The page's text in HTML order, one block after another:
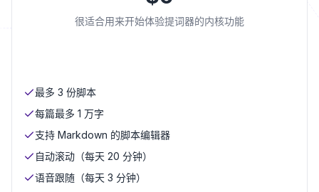
很适合用来开始体验提词器的内核功能
最多 3 份脚本
每篇最多 1 万字
支持 Markdown 的脚本编辑器
自动滚动（每天 20 分钟）
语音跟随（每天 3 分钟）